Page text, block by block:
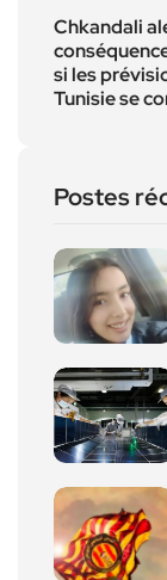
Chkandali
si les
Tunisie se
Postes